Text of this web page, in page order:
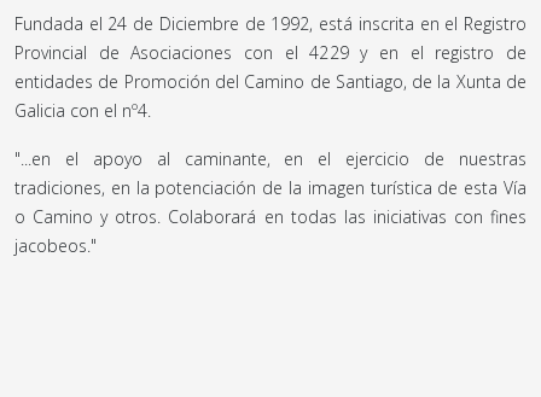
Fundada el 24 de Diciembre de 1992, está inscrita en el Registro
Provincial de Asociaciones con el 4229 y en el registro de
entidades de Promoción del Camino de Santiago, de la Xunta de
Galicia con el nº4.
"...en el apoyo al caminante, en el ejercicio de nuestras
tradiciones, en la potenciación de la imagen turística de esta Vía
o Camino y otros. Colaborará en todas las iniciativas con fines
jacobeos."